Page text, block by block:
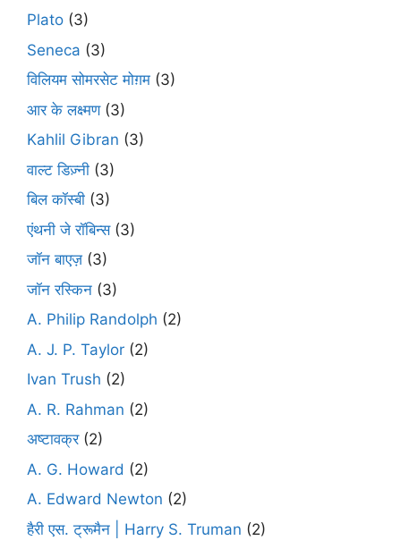
Plato (3)
Seneca (3)
विलियम सोमरसेट मोग़म (3)
आर के लक्ष्मण(3)
Kahlil Gibran (3)
वाल्ट डिज़्नी (3)
बिल कॉस्बी (3)
एंथनी जे रॉबिन्स(3)
जॉन बाएज़ (3)
जॉन रस्किन (3)
A. Philip Randolph (2)
A. J. P. Taylor (2)
Ivan Trush (2)
A. R. Rahman (2)
अष्टावक्र(2)
A. G. Howard (2)
A. Edward Newton (2)
हैरी एस. ट्रूमैन | Harry S. Truman (2)